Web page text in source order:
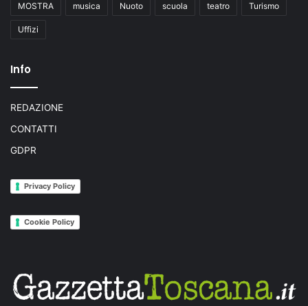
MOSTRA musica Nuoto scuola teatro Turismo
Uffizi
Info
REDAZIONE
CONTATTI
GDPR
Privacy Policy
Cookie Policy